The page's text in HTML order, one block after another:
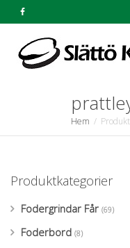
Hem
Produktkategorier
Fodergrindar Får (69)
Foderbord (8)